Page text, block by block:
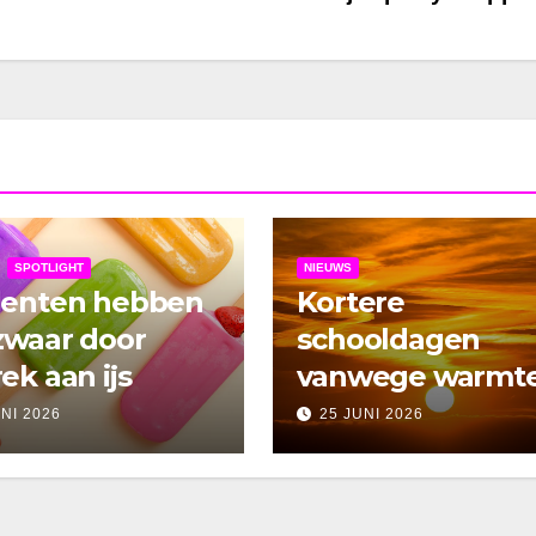
SPOTLIGHT
hebben
door
aan ijs
2026
NIEUWS
Kortere
schooldagen
vanwege
25 JUNI 2026